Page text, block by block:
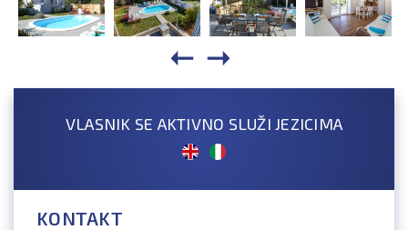
VLASNIK SE AKTIVNO SLUŽI JEZICIMA
KONTAKT